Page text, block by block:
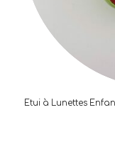
Etui à Lunettes